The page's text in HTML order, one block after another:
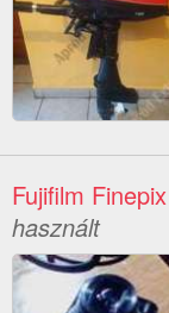
Fujifilm
használt